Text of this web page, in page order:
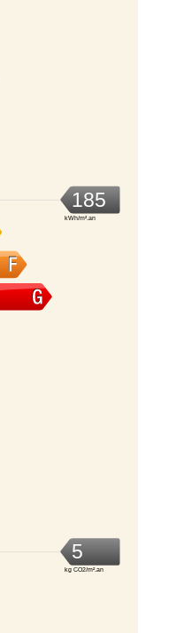
185
kWh/m².an
5
kg CO2/m².an